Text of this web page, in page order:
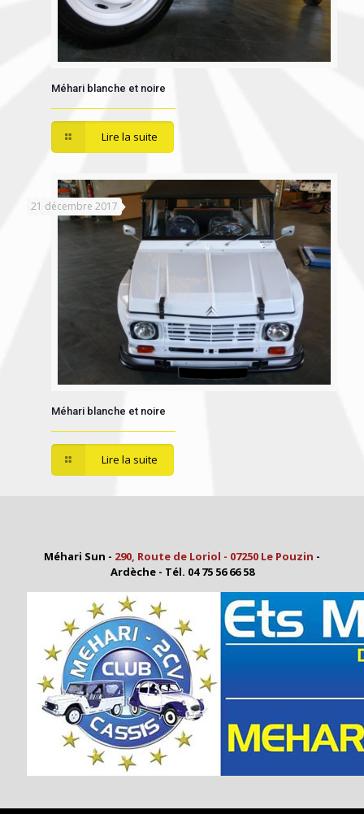
Méhari blanche et noire
Lire la suite
21 décembre 2017
Méhari blanche et noire
Lire la suite
Méhari Sun - 290, Route de Loriol - 07250 Le Pouzin -
Ardèche - Tél. 04 75 56 66 58